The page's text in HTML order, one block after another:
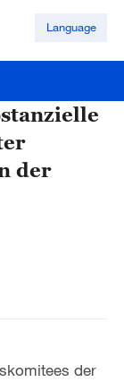
Language
der
der